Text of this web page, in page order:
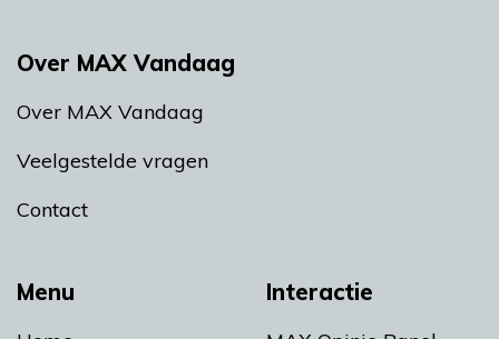
Menu Interactie
Over MAX Vandaag
Over MAX Vandaag
Veelgestelde vragen
Contact